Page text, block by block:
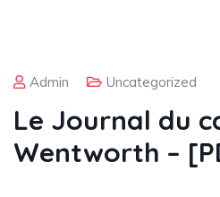
Admin Uncategorized
Le Journal du
Wentworth –